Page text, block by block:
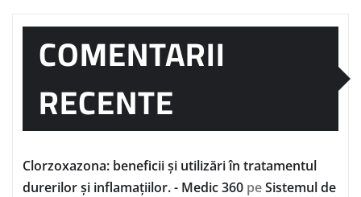
COMENTARII
RECENTE
Clorzoxazona: beneficii și utilizări în tratamentul
durerilor și inflamațiilor. - Medic 360 peSistemul de